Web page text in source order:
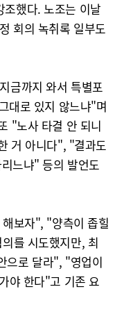
했다. 노조는 이날
회의 녹취록 일부도
금까지 와서 특별포
대로 있지 않느냐"며
"노사 타결 안 되니
거 아니다", "결과도
느냐" 등의 발언도
보자", "양측이 좁힐
를 시도했지만, 최
으로 달라", "영업이
야 한다"고 기존 요